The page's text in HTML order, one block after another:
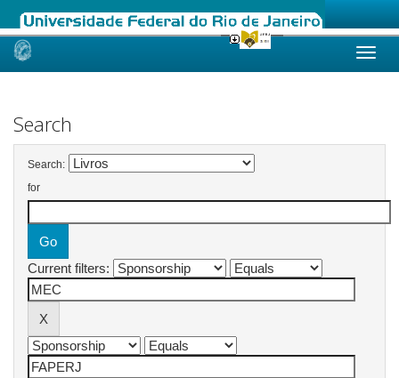
Skip
Search
Search:
for
Current filters: